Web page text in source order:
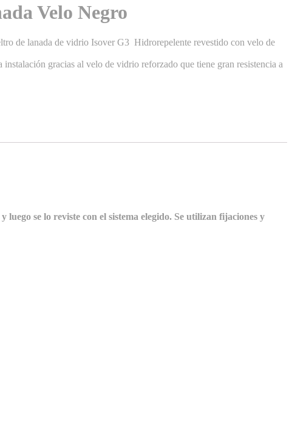
Velo Negro
de lanada de vidrio Isover G3 Hidrorepelente revestido con velo de
instalación gracias al velo de vidrio reforzado que tiene gran resistencia a
se lo reviste con el sistema elegido. Se utilizan fijaciones y